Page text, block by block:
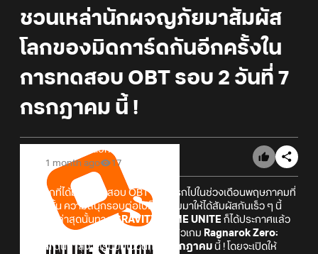
ชวนเหล่านักผจญภัยมาสัมผัส
โลกของมิดการ์ดกันอีกครั้งใน
การทดสอบ OBT รอบ 2 วันที่ 7
กรกฎาคม นี้ !
Online Station
1 month ago
17
หลังจากที่ได้มีการทดสอบ OBT รอบแรกไปในช่วงเดือนพฤษภาคมที่
ผ่านมานั้น ความสนุกรอบต่อไปก็เตรียมมาให้ได้สัมผัสกันเร็ว ๆ นี้
แล้ว! เมื่อล่าสุดนั้นทาง
GRAVITY GAME UNITE ก็ได้ประกาศแล้ว
ว่า การทดสอบ OBT รอบสองสำหรับตัวเกม Ragnarok Zero:
Global นั้นกำลังจะเริ่มขึ้นในวันที่ 7 กรกฎาคม นี้ ! โดยจะเปิดให้